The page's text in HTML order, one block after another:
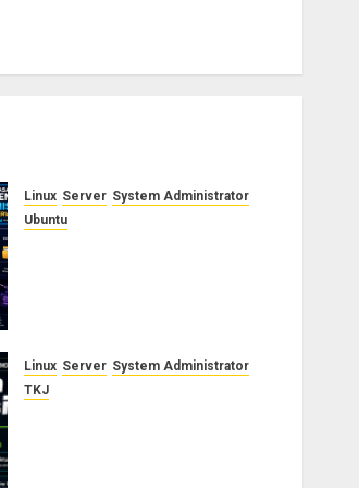
Linux Server System Administrator
Ubuntu
Linux Server System Administrator
TKJ